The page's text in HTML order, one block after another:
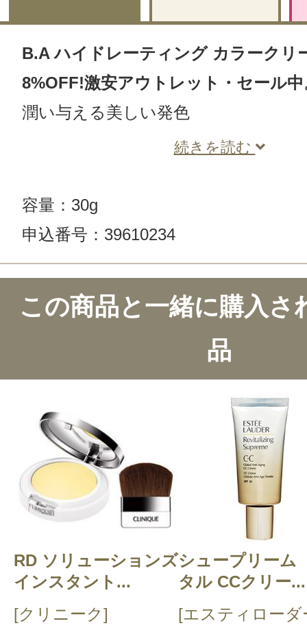
B.A ハイドレーティング カラークリ
8%OFF!激安アウトレット・セール中
潤い与える美しい発色
続きを読む
容量：30g
申込番号：39610234
このコスメのレビューを書いて
クチコミを投稿する
CT 会員様は、マイページの「購
らクチコミ投稿すると1 商品に
ントプレゼント！
この商品と一緒に購入さ
品
RD ソリューションズ
インスタント...
[クリニーク]
シュープリーム
タル CCクリー...
[エスティローダ